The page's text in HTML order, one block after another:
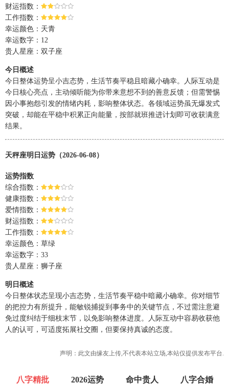
财运指数：
工作指数：
幸运颜色：天青
幸运数字：12
贵人星座：双子座
今日概述
今日整体运势呈小吉态势，生活节奏平稳且暗藏小确幸。人际互动是
今日核心亮点，主动倾听能为你带来意想不到的善意反馈；但需警惕
因小事抱怨引发的情绪内耗，影响整体状态。各领域运势虽无爆发式
突破，却能在平稳中积累正向能量，按部就班推进计划即可收获满意
结果。
天秤座明日运势（2026-06-08）
运势指数
综合指数：
健康指数：
爱情指数：
财运指数：
工作指数：
幸运颜色：草绿
幸运数字：33
贵人星座：狮子座
明日概述
今日整体状态呈现小吉态势，生活节奏平稳中暗藏小确幸。你对细节
的把控力有所提升，能敏锐捕捉到事务中的关键节点，不过需注意避
免过度纠结于细枝末节，以免影响整体进度。人际互动中容易收获他
人的认可，可适度拓展社交圈，但要保持真诚的态度。
声明：此文由缘友 上传,不代表本站立场,本站仅提供发布平台.
八字精批 2026运势 命中贵人 八字合婚